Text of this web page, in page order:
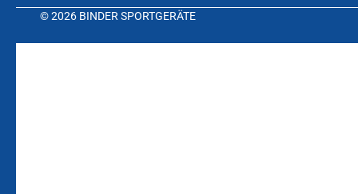
© 2026 BINDER SPORTGERÄTE